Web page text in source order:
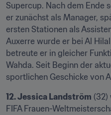
Supercup. Nach dem Ende
er zunächst als Manager,
ersten Stationen als
Auxerre wurde er bei Al
betreute er in gleicher
Wahda. Seit Beginn der
sportlichen Geschicke von
12. Jessica Landström (32)
FIFA Frauen-